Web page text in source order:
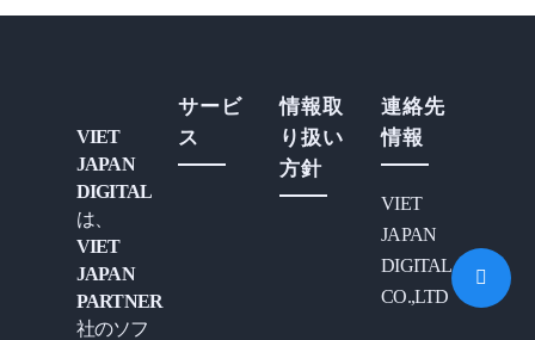
VIET
JAPAN
DIGITAL
は、
VIET
JAPAN
PARTNER
社のソフ
サービ
ス
情報取
り扱い
方針
連絡先
情報
VIET
JAPAN
DIGITAL
CO.,LTD